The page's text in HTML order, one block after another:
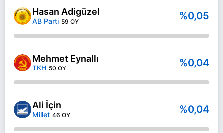
Hasan Adigüzel
AB Parti 59 OY %0,05
Mehmet Eynallı
TKH 50 OY %0,04
Ali İçin
Millet 46 OY %0,04